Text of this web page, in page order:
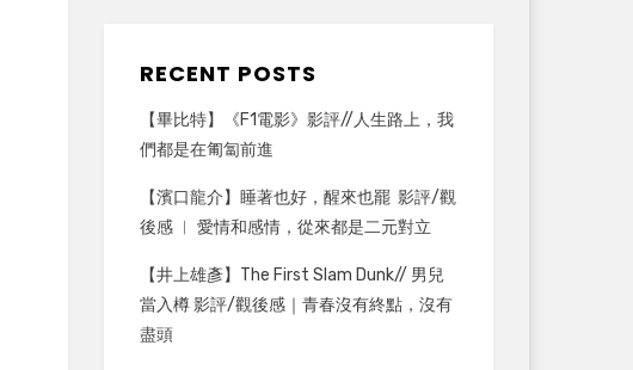
RECENT POSTS
【畢比特】《F1電影》影評//人生路上，我
們都是在匍匐前進
【濱口龍介】睡著也好，醒來也罷 影評/觀
後感 ︳ 愛情和感情，從來都是二元對立
【井上雄彥】The First Slam Dunk// 男兒
當入樽 影評/觀後感｜青春沒有終點，沒有
盡頭